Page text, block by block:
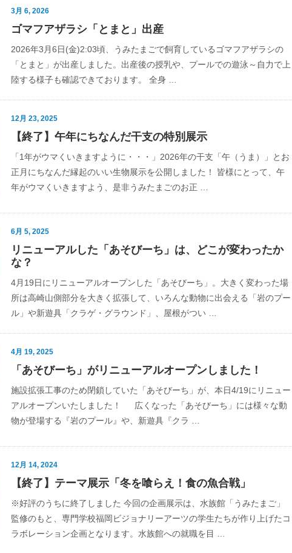
3月 6, 2026
ゴマフアザラシ「とまと」出産
2026年3月6日(金)2:03頃、うみたまごで飼育しているゴマフアザラシの
「とまと」が出産しました。出産後の授乳や、プールでの遊泳～自力で上
陸する様子も確認できております。 全身 …
12月 23, 2025
【終了】午年にちなんだ干支の特別展示
「1年がウマくいきますように・・・」2026年の干支「午（うま）」とお
正月にちなんだ縁起のいい生物展示を公開しました！ 皆様にとって、午
年がウマくいきますよう、是非うみたまごのお正 …
6月 5, 2025
リニューアルした「あそびーち」は、どこが変わったか
な？
4月19日にリニューアルオープンした「あそびーち」。大きく変わった場
所は高崎山側部分を大きく拡張して、いろんな動物に出会える「岩のプー
ル」や新遊具「クラゲ・グラウンド」、屋根がつい …
4月 19, 2025
「あそびーち」がリニューアルオープンしました！
施設拡張工事のため閉鎖していた「あそびーち」が、本日4/19にリニュー
アルオープンいたしました！ 広くなった「あそびーち」には様々な動
物が登場する『岩のプール』や、新遊具『クラ …
12月 14, 2024
【終了】テーマ展示「冬を喰らえ！食の魚合戦」
※好評のうちに終了しました 今回の企画展示は、水族館「うみたまご」
監修のもと、専門学校福岡ビジョナリーアーツの学生たちが作り上げたコ
ラボレーション企画となります。水族館への就職を目 …